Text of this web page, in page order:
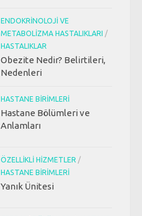
ENDOKRINOLOJI VE
METABOLIZMA HASTALIKLARI /
HASTALIKLAR
Obezite Nedir? Belirtileri,
Nedenleri
HASTANE BIRIMLERI
Hastane Bölümleri ve
Anlamları
ÖZELLIKLI HIZMETLER /
HASTANE BIRIMLERI
Yanık Ünitesi